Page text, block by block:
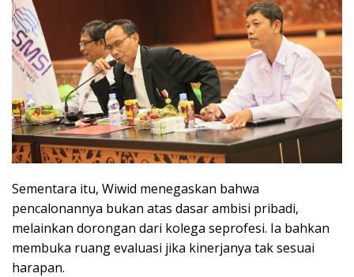
Sementara itu, Wiwid menegaskan bahwa
pencalonannya bukan atas dasar ambisi pribadi,
melainkan dorongan dari kolega seprofesi. Ia bahkan
membuka ruang evaluasi jika kinerjanya tak sesuai
harapan.